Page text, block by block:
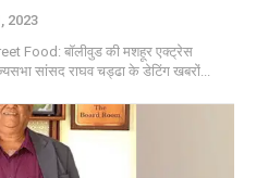
2023
Food: बॉलीवुड की मशहूर एक्ट्रेस
सांसद राघव चड्ढा के डेटिंग खबरों...